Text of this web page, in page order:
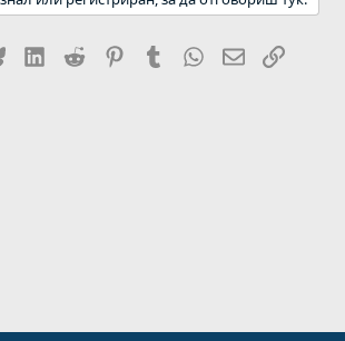
BlueskyLinkedIn
Reddit PinterestTumblr WhatsApp
EmailLink